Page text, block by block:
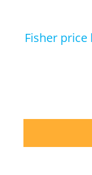
fisher price laugh & learn εκπαιδευτικό